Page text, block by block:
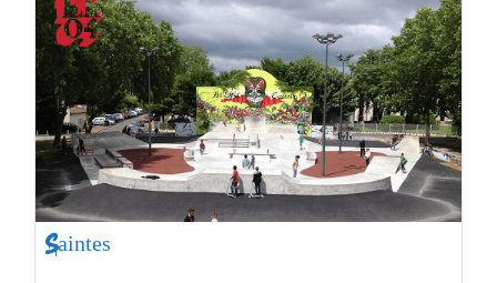
Saintes